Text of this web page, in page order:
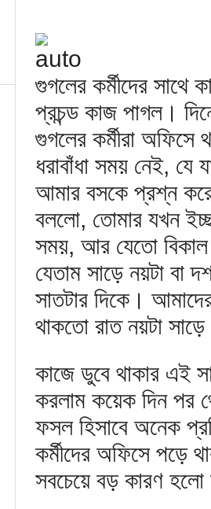
গুগলের কর্মীদের সাথে
প্রচন্ড কাজ পাগল।
গুগলের কর্মীরা
ধরাবাঁধা সময় নেই,
আমার বসকে প্রশ্ন
বললো, তোমার যখন
সময়, আর যেতো
যেতাম সাড়ে নয়টা বা
সাতটার দিকে।
থাকতো রাত নয়টা
কাজে ডুবে থাকার এই
করলাম কয়েক দিন পর
ফসল হিসাবে অনেক
কর্মীদের অফিসে পড়ে
সবচেয়ে বড় কারণ হলো